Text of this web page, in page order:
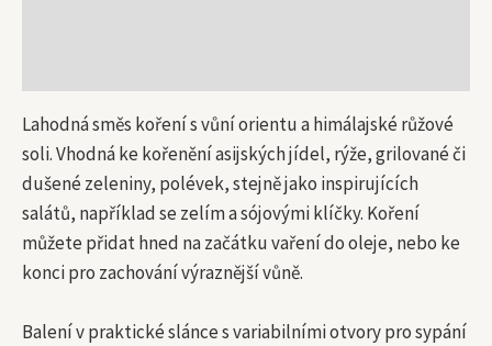
Lahodná směs koření s vůní orientu a himálajské růžové
soli. Vhodná ke kořenění asijských jídel, rýže, grilované či
dušené zeleniny, polévek, stejně jako inspirujících
salátů, například se zelím a sójovými klíčky. Koření
můžete přidat hned na začátku vaření do oleje, nebo ke
konci pro zachování výraznější vůně.
Balení v praktické slánce s variabilními otvory pro sypání